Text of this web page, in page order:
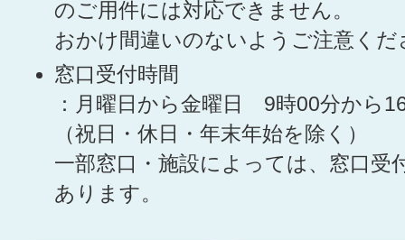
のご用件には対応できません。
おかけ間違いのないようご注意くだ
窓口受付時間
：月曜日から金曜日 9時00分から
（祝日・休日・年末年始を除く）
一部窓口・施設によっては、窓口受
あります。